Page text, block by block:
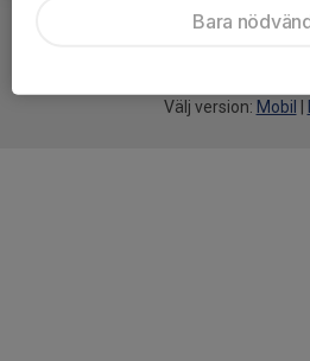
Välj version: Mobil
Bara